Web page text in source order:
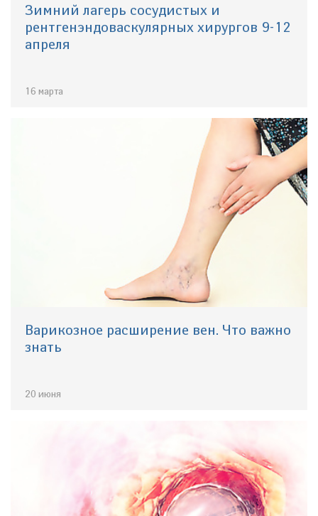
Зимний лагерь сосудистых и
рентгенэндоваскулярных хирургов 9-12
апреля
16 марта
Варикозное расширение вен. Что важно
знать
20 июня